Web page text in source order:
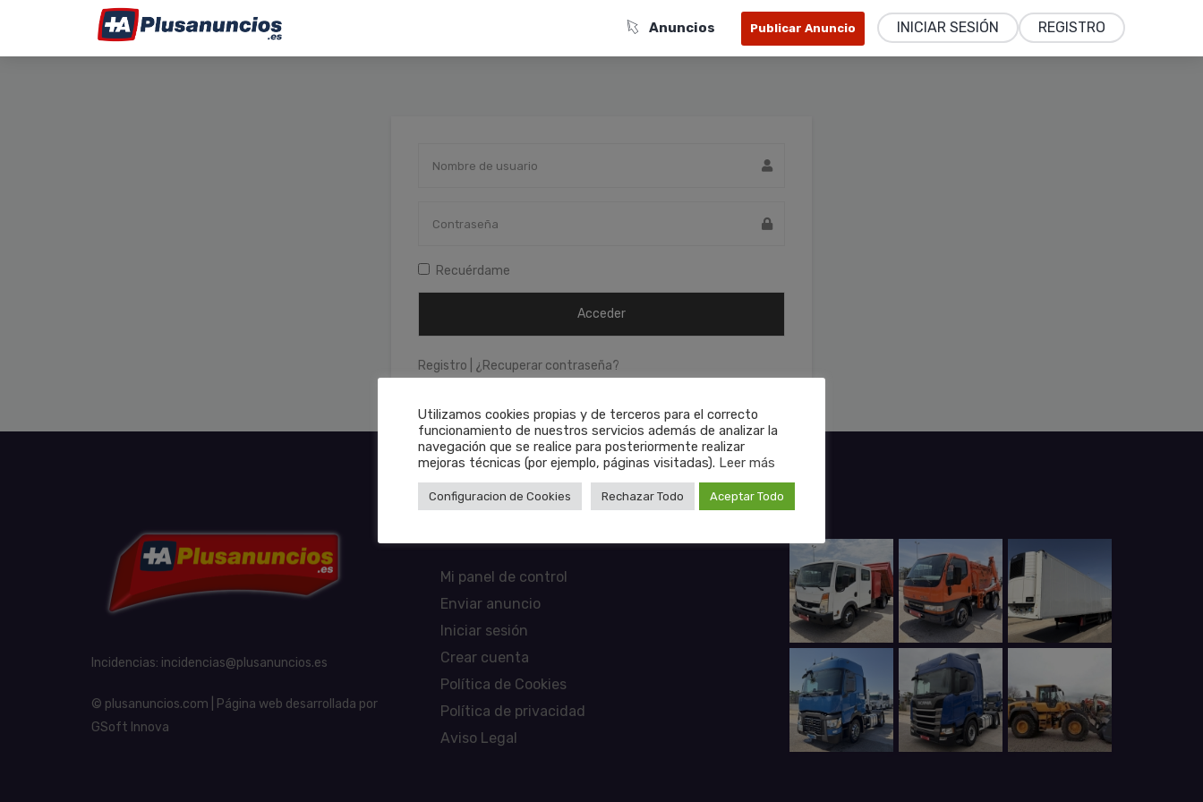
Anuncios INICIAR SESIÓN REGISTRO
Publicar Anuncio
Recuérdame
Registro ¿Recuperar contraseña?
Incidencias: incidencias@plusanuncios.es
© plusanuncios.com | Página web desarrollada por
GSoft Innova
Mi panel de control
Enviar anuncio
Iniciar sesión
Crear cuenta
Política de Cookies
Política de privacidad
Aviso Legal
Utilizamos cookies propias y de terceros para el correcto
funcionamiento de nuestros servicios además de analizar la
navegación que se realice para posteriormente realizar
mejoras técnicas (por ejemplo, páginas visitadas). Leer más
Configuracion de Cookies Rechazar Todo Aceptar Todo